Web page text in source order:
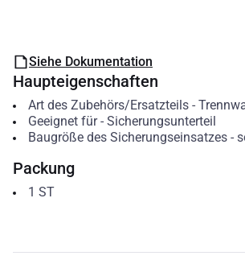
Siehe Dokumentation
Haupteigenschaften
Art des Zubehörs/Ersatzteils-
Geeignet für- Sicherungsunterteil
Baugröße des Sicherungseinsatzes-
Packung
1 ST